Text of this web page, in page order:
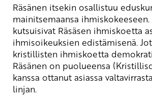
Räsänen itsekin osallistuu
mainitsemaansa
kutsuisivat Räsäsen ihmiskoetta
ihmisoikeuksien edistämisenä.
kristillisten ihmiskoetta
Räsänen on puolueensa
kanssa ottanut asiassa
linjan.